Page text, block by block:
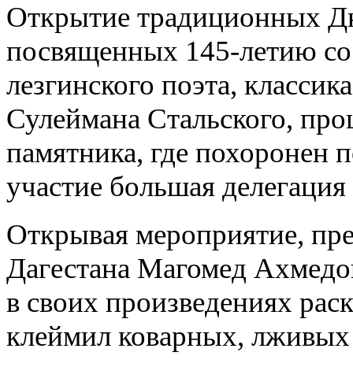
Открытие традиционных
посвященных 145-летию
лезгинского поэта,
Сулеймана Стальского,
памятника, где похоронен
участие большая
Открывая мероприятие,
Дагестана Магомед
в своих произведениях
клеймил коварных,